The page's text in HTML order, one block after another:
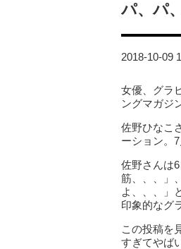
パ、パ
2018-10-09
女優、グラ
ングマガジ
佐野ひなこ
ーション。
佐野さんは
筋、、、」
よ、、、」
印象的なグ
この投稿を
すぎてやば